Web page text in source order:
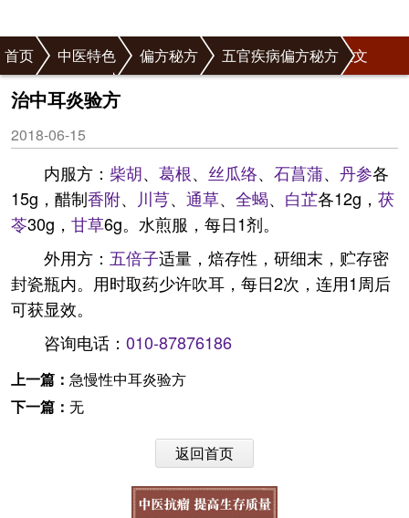
首页 中医特色 偏方秘方
五官疾病偏方秘方
耳病偏方秘方
正文
治中耳炎验方
2018-06-15
内服方： 柴胡、 葛根、 丝瓜络、 石菖蒲、 丹参各
15g，醋制香附、 川芎、 通草、 全蝎、 白芷各12g， 茯
苓30g， 甘草6g。水煎服，每日1剂。
外用方： 五倍子适量，焙存性，研细末，贮存密
封瓷瓶内。用时取药少许吹耳，每日2次，连用1周后
可获显效。
咨询电话： 010-87876186
上一篇： 急慢性中耳炎验方
下一篇： 无
返回首页